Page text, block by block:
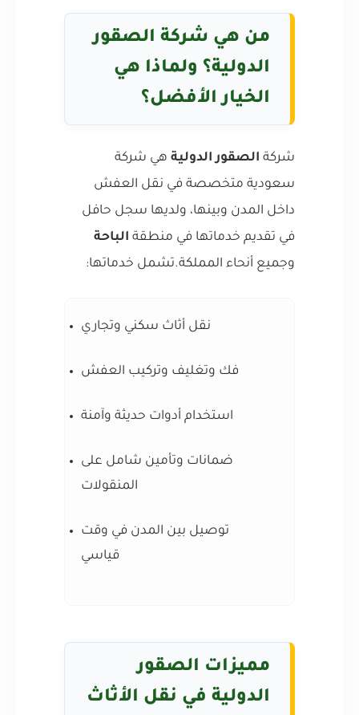
من هي شركة الصقور
الدولية؟ ولماذا هي
الخيار الأفضل؟
شركة الصقور الدولية هي شركة
سعودية متخصصة في نقل العفش
داخل المدن وبينها، ولديها سجل حافل
في تقديم خدماتها في منطقة الباحة
وجميع أنحاء المملكة.تشمل خدماتها:
نقل أثاث سكني وتجاري
فك وتغليف وتركيب العفش
استخدام أدوات حديثة وآمنة
ضمانات وتأمين شامل على
المنقولات
توصيل بين المدن في وقت
قياسي
مميزات الصقور
الدولية في نقل الأثاث